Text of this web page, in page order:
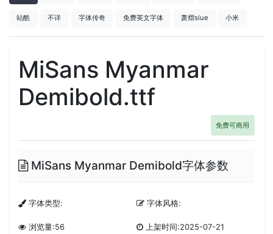
站酷 不详 字体传奇 免费英文字体 萧熠siue 小米
MiSans Myanmar
Demibold.ttf
免费可商用
MiSans Myanmar Demibold字体参数
字体类型: 字体风格:
浏览量:56 上架时间:2025-07-21